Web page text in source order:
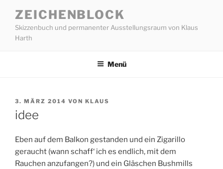
Inhalt
springen
ZEICHENBLOCK
Skizzenbuch und permanenter Ausstellungsraum von Klaus
Harth
Menü
VERÖFFENTLICHT
AM
3. MÄRZ 2014 VON KLAUS
idee
Eben auf dem Balkon gestanden und ein Zigarillo
geraucht (wann schaff‘ ich es endlich, mit dem
Rauchen anzufangen?) und ein Gläschen Bushmills